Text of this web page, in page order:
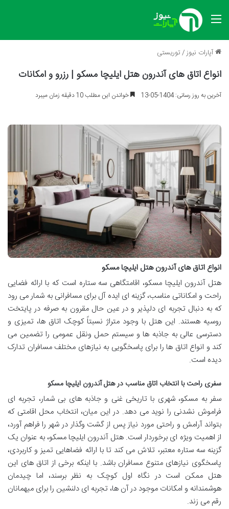
منو
آپارات نیوز/توریستی
انواع اتاق های آندرون هتل ایلیچا مسکو | رزرو و امکانات
آخرین به روز رسانی: 1404-05-13 خواندن این مطلب 10 دقیقه زمان میبرد
انواع اتاق های آندرون هتل ایلیچا مسکو
هتل آندرون ایلیچا مسکو، اقامتگاهی سه ستاره است که با ارائه فضایی
راحت و امکاناتی مناسب، گزینه ای ایده آل برای مسافرانی به شمار می رود
که به دنبال تجربه ای دلپذیر و در عین حال مقرون به صرفه در پایتخت
روسیه هستند. این هتل با وجود متراژ نسبتاً کوچک اتاق ها، تمیزی و
دسترسی عالی به جاذبه ها و سیستم حمل ونقل عمومی را تضمین می
کند و انواع اتاق ها را برای پاسخگویی به نیازهای مختلف مسافران تدارک
دیده است.
سفری راحت با انتخاب اتاق مناسب در هتل آندرون ایلیچا مسکو
سفر به مسکو، شهری با تاریخی غنی و جاذبه های بی شمار، تجربه ای
فراموش نشدنی را نوید می دهد. در این میان، انتخاب محل اقامتی که
بتواند آرامش و راحتی مورد نیاز پس از گشت وگذار در شهر را فراهم آورد،
از اهمیت ویژه ای برخوردار است. هتل آندرون ایلیچا مسکو، به عنوان یک
گزینه سه ستاره معتبر، تلاش می کند تا با ارائه فضاهایی تمیز و کاربردی،
پاسخگوی نیازهای متنوع مسافران باشد. با اینکه برخی از اتاق های این
هتل ممکن است در نگاه اول کوچک به نظر برسند، اما چیدمان
هوشمندانه و امکانات موجود در آن ها، تجربه ای دلنشین را برای میهمانان
رقم می زند.